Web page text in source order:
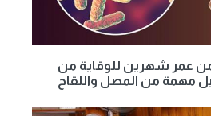
عمر شهرين للوقاية من
مهمة من المصل واللقاح